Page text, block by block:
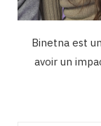
Binetna est
avoir un